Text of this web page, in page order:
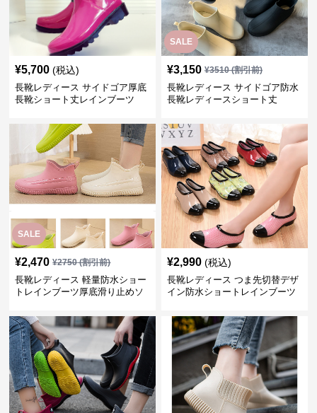
¥5,700 (税込)
長靴レディース サイドゴア厚底
長靴ショート丈レインブーツ
SALE
¥3,150 ¥3510(割引前)
長靴レディース サイドゴア防水
長靴レディースショート丈
SALE
¥2,470 ¥2750(割引前)
長靴レディース 軽量防水ショー
トレインブーツ厚底滑り止めソ
¥2,990 (税込)
長靴レディース つま先切替デザ
イン防水ショートレインブーツ